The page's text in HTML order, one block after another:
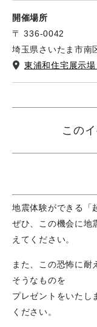
開催場所
〒 336-0042
埼玉県さいたま市南
東浦和住宅展示場
この
地震体験ができる「
ぜひ、この機会に地
えてください。
また、この恐怖に耐
そうなものを
プレゼントをいたし
ください。